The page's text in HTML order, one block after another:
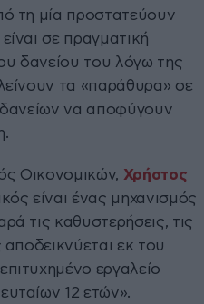
τη μία προστατεύουν
σε πραγματική
δανείου του λόγω της
τα «παράθυρα» σε
δανείων να αποφύγουν
Οικονομικών, Χρήστος
είναι ένας μηχανισμός
τις καθυστερήσεις, τις
αποδεικνύεται εκ του
εργαλείο
12 ετών».